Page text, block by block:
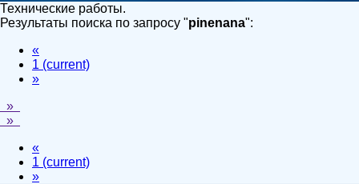
Технические работы.
Результаты поиска по запросу "pinenana":
«
1 (current)
»
»
»
«
1 (current)
»